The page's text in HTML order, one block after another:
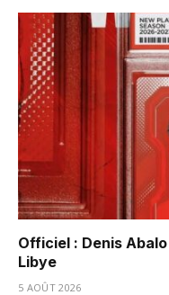
Officiel : Denis
Libye
5 AOÛT 2026